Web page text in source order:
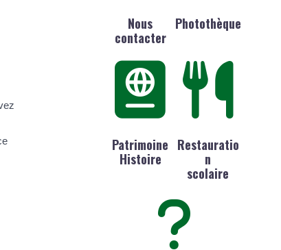
Nous
contacter
Photothèque
Patrimoine
Histoire
Restauratio
n
scolaire